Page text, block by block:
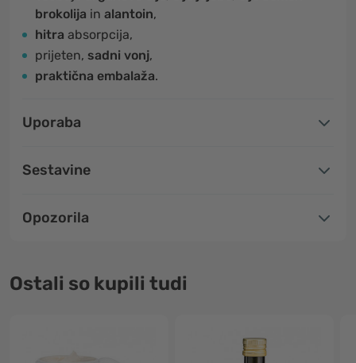
brokolija in alantoin,
hitra absorpcija,
prijeten, sadni vonj,
praktična embalaža.
Uporaba
Sestavine
Opozorila
Ostali so kupili tudi